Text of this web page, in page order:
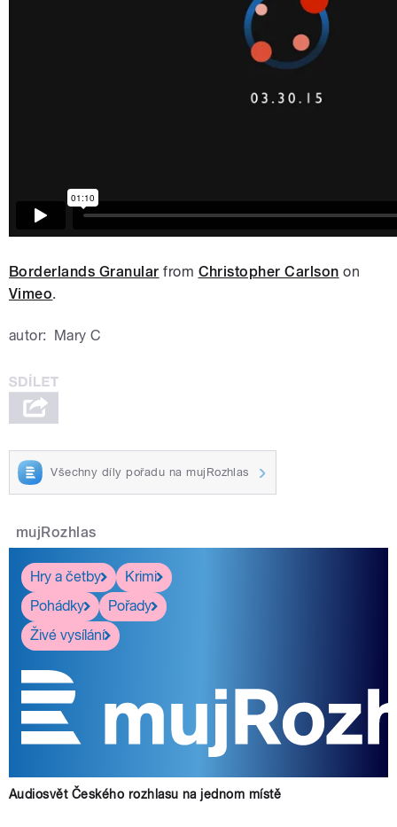
Borderlands Granular from Christopher Carlson on
Vimeo.
autor: Mary C
Všechny díly pořadu na mujRozhlas
mujRozhlas
Hry a četby
Krimi
Pohádky
Pořady
Živé vysílání
Audiosvět Českého rozhlasu na jednom místě